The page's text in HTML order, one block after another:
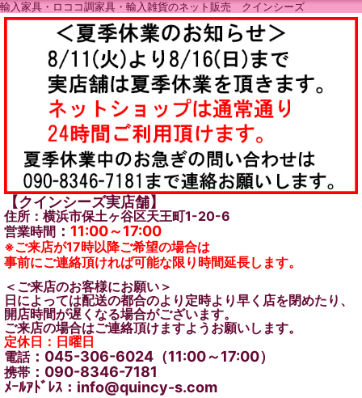
輸入家具・ロココ調家具・輸入雑貨のネット販売 クインシーズ
【クインシーズ実店舗】
住所：横浜市保土ヶ谷区天王町1-20-6
営業時間 ： 11:00～17:00
※ご来店が17時以降ご希望の場合は
事前にご連絡頂ければ可能な限り時間延長します。
＜ご来店のお客様にお願い＞
日によっては配送の都合のより定時より早く店を閉めたり、
開店時間が遅くなる場合がございます。
ご来店の場合はご連絡頂けますようお願いします。
定休日：日曜日
電話：045-306-6024（11:00～17:00）
携帯 ：090-8346-7181
ﾒｰﾙｱﾄﾞﾚｽ：info@quincy-s.com